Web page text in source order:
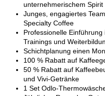
unternehmerischem Spirit
Junges, engagiertes
Specialty Coffee
Professionelle
Trainings und
Schichtplanung einen
100 % Rabatt auf
50 % Rabatt auf
und Vivi-Getränke
1 Set Odlo-